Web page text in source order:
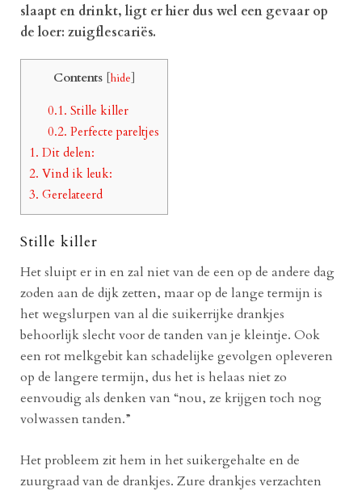
slaapt en drinkt, ligt er hier dus wel een gevaar op
de loer: zuigflescariës.
Contents [hide]
0.1. Stille killer
0.2. Perfecte pareltjes
1. Dit delen:
2. Vind ik leuk:
3. Gerelateerd
Stille killer
Het sluipt er in en zal niet van de een op de andere dag
zoden aan de dijk zetten, maar op de lange termijn is
het wegslurpen van al die suikerrijke drankjes
behoorlijk slecht voor de tanden van je kleintje. Ook
een rot melkgebit kan schadelijke gevolgen opleveren
op de langere termijn, dus het is helaas niet zo
eenvoudig als denken van “nou, ze krijgen toch nog
volwassen tanden.”
Het probleem zit hem in het suikergehalte en de
zuurgraad van de drankjes. Zure drankjes verzachten